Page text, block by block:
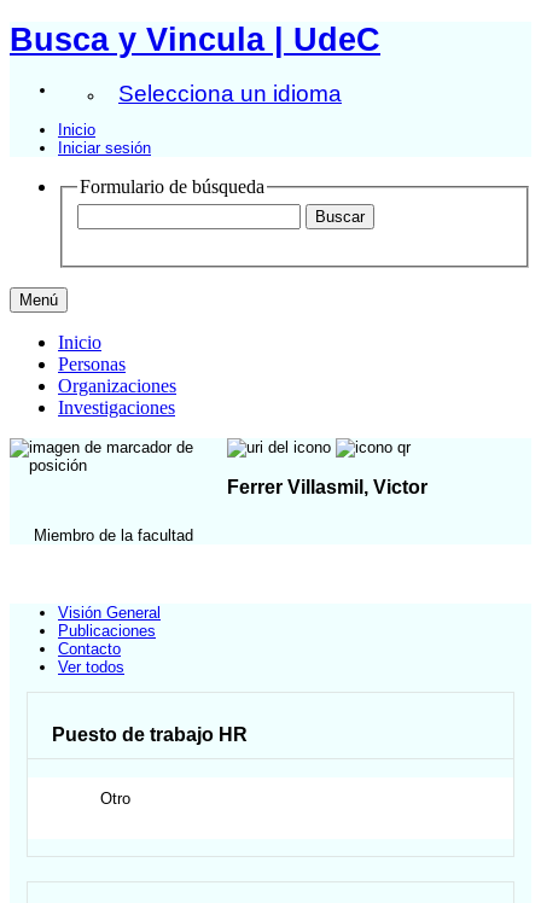
Busca y Vincula | UdeC
Selecciona un idioma
Inicio
Iniciar sesión
Formulario de búsqueda
Menú
Inicio
Personas
Organizaciones
Investigaciones
Ferrer Villasmil, Victor
Miembro de la facultad
Visión General
Publicaciones
Contacto
Ver todos
Puesto de trabajo HR
Otro